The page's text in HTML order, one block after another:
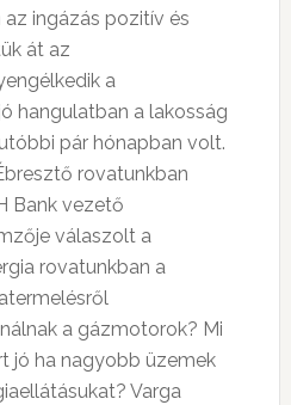
ingázás pozitív és
át az
a
hangulatban a lakosság
pár hónapban volt.
rovatunkban
Bank vezető
válaszolt a
rovatunkban a
a gázmotorok? Mi
jó ha nagyobb üzemek
Varga